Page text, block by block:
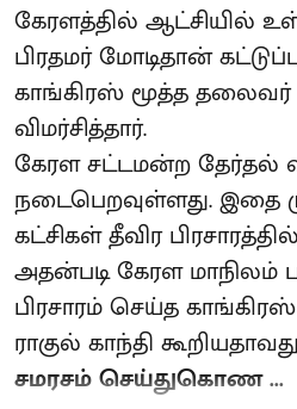
கேரளத்தில் ஆட்சியில்
பிரதமர் மோடிதான்
காங்கிரஸ் மூத்த தலைவர்
விமர்சித்தார்.
கேரள சட்டமன்ற தேர்தல்
நடைபெறவுள்ளது. இதை
கட்சிகள் தீவிர
அதன்படி கேரள மாநிலம்
பிரசாரம் செய்த
ராகுல் காந்தி
சமரசம் செய்துகொண ...